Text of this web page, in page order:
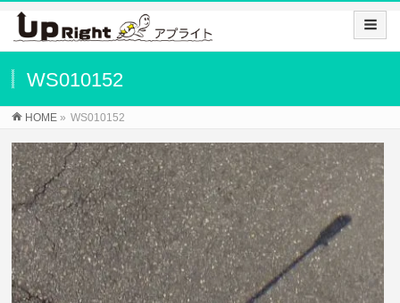
WS010152
HOME » WS010152